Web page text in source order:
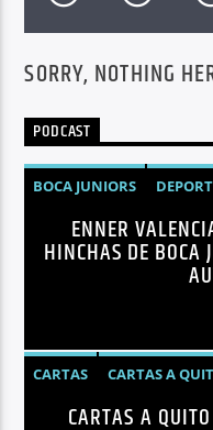
Radio hola
SORRY, NOTHING
PODCAST
BOCA JUNIORS
NOTICIASENNER
HINCHAS DE BOCA
CARTAS CARTAS A
CARTAS A